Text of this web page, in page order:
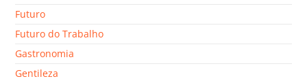
Futuro
Futuro do Trabalho
Gastronomia
Gentileza